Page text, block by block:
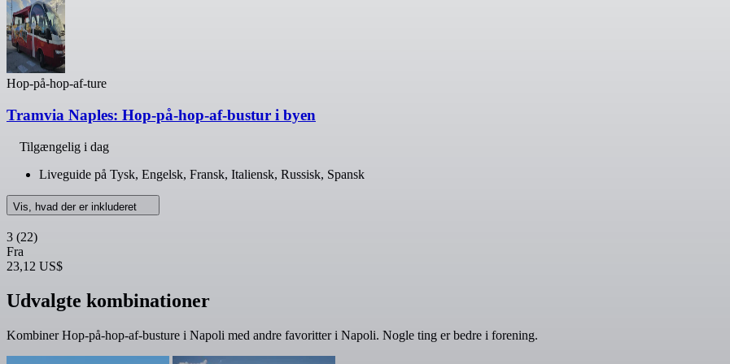
Hop-på-hop-af-ture
Tramvia Naples: Hop-på-hop-af-bustur i byen
Tilgængelig i dag
Liveguide på Tysk, Engelsk, Fransk, Italiensk, Russisk, Spansk
Vis, hvad der er inkluderet
3 (22)
Fra
23,12 US$
Udvalgte kombinationer
Kombiner Hop-på-hop-af-busture i Napoli med andre favoritter i Napoli. Nogle ting er bedre i forening.